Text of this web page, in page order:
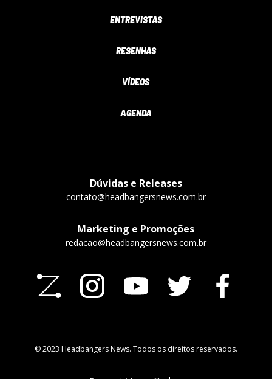
ENTREVISTAS
RESENHAS
VÍDEOS
AGENDA
Dúvidas e Releases
contato@headbangersnews.com.br
Marketing e Promoções
redacao@headbangersnews.com.br
© 2023 Headbangers News. Todos os direitos reservados.